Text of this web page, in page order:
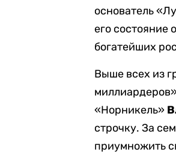
основатель
его состояние
богатейших
Выше всех из
«Норникель»
строчку. За
приумножить